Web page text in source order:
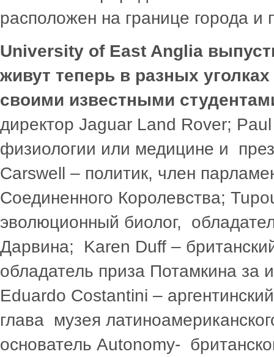
расположен на границе города и
University of East Anglia
живут теперь в разных
своими известными
директор Jaguar Land Rover;
физиологии или медицине и
Carswell – политик, член
Соединенного Королевства;
эволюционный биолог,
Дарвина; Karen Duff –
обладатель приза Потамкина за
Eduardo Costantini –
глава музея
основатель Autonomy-